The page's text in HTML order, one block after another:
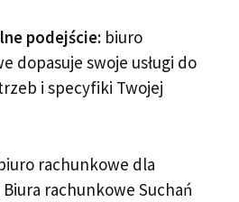
podejście: biuro
dopasuje swoje usługi do
i specyfiki Twojej
rachunkowe dla
rachunkowe Suchań